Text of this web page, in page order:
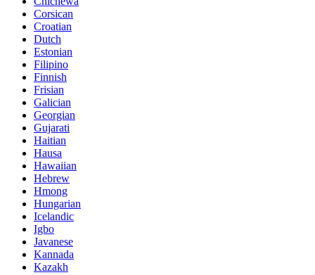
Corsican
Croatian
Dutch
Estonian
Filipino
Finnish
Frisian
Galician
Georgian
Gujarati
Haitian
Hausa
Hawaiian
Hebrew
Hmong
Hungarian
Icelandic
Igbo
Javanese
Kannada
Kazakh